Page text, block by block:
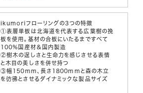
ikumoriフローリングの3つの特徴
①表層単板は北海道を代表する広葉樹の挽
板を使用。基材の合板にいたるまですべて
100％国産材＆国内製造
②樹木の逞しさと生命力を感じさせる表情
と木目の美しさを併せ持つ
③幅150mm、長さ1800mmと森の木立
を彷彿とさせるダイナミックな製品サイズ